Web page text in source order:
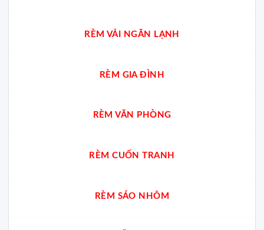
RÈM VẢI NGĂN LẠNH
RÈM GIA ĐÌNH
RÈM VĂN PHÒNG
RÈM CUỐN TRANH
RÈM SÁO NHÔM